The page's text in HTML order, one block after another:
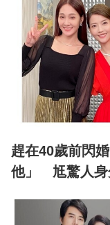
趕在40歲前閃
他」 尪驚人身